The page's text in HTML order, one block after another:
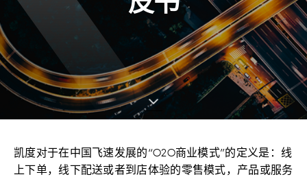
凯度对于在中国飞速发展的“O2O商业模式”的定义是：线
上下单，线下配送或者到店体验的零售模式，产品或服务